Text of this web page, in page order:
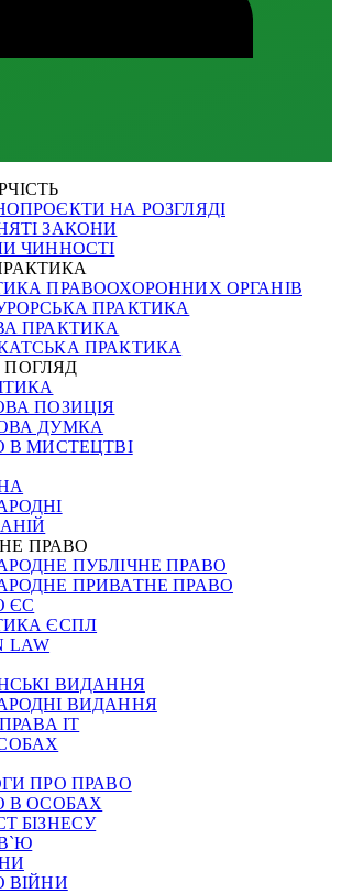
НА РОЗГЛЯДІ
ЗАКОНИ
ЧИННОСТІ
ПРАВООХОРОННИХ ОРГАНІВ
ПРАКТИКА
ПРАКТИКА
ПРАКТИКА
ПОЗИЦІЯ
ДУМКА
В МИСТЕЦТВІ
ПРАВО
ПУБЛІЧНЕ ПРАВО
ПРИВАТНЕ ПРАВО
ЄС
ЄСПЛ
LAW
ВИДАННЯ
ВИДАННЯ
ІТ
ПРО ПРАВО
В ОСОБАХ
БІЗНЕСУ
ВІЙНИ